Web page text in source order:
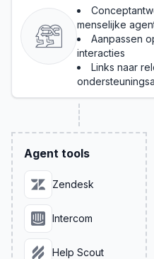
menselijke
Aanpassen
interacties
Links naar
Agent tools
Zendesk
Intercom
Help Scout